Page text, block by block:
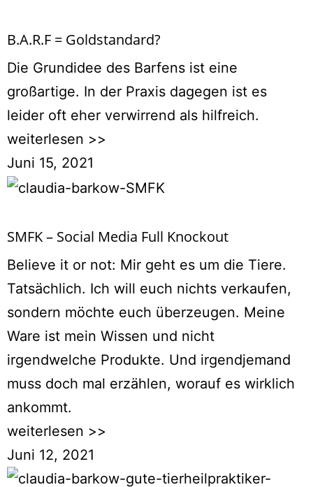
B.A.R.F = Goldstandard?
Die Grundidee des Barfens ist eine
großartige. In der Praxis dagegen ist es
leider oft eher verwirrend als hilfreich.
weiterlesen >>
Juni 15, 2021
SMFK – Social Media Full Knockout
Believe it or not: Mir geht es um die Tiere.
Tatsächlich. Ich will euch nichts verkaufen,
sondern möchte euch überzeugen. Meine
Ware ist mein Wissen und nicht
irgendwelche Produkte. Und irgendjemand
muss doch mal erzählen, worauf es wirklich
ankommt.
weiterlesen >>
Juni 12, 2021